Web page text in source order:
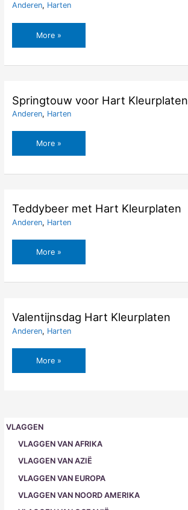
VLAGGEN
VLAGGEN VAN AFRIKA
VLAGGEN VAN AZIË
VLAGGEN VAN EUROPA
VLAGGEN VAN NOORD AMERIKA
Anderen, Harten
Snoep
Hart
More »
Springtouw voor Hart Kleurplaten
Anderen, Harten
Springtouw
voor
More »
Teddybeer met Hart Kleurplaten
Anderen, Harten
Teddybeer
met
More »
Valentijnsdag Hart Kleurplaten
Anderen, Harten
Valentijnsdag
Hart
More »